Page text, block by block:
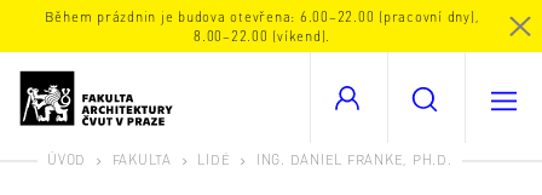
Během prázdnin je budova otevřena: 6.00–22.00 (pracovní dny),
8.00–22.00 (víkend).
ÚVOD FAKULTA LIDÉ ING. DANIEL FRANKE, PH.D.